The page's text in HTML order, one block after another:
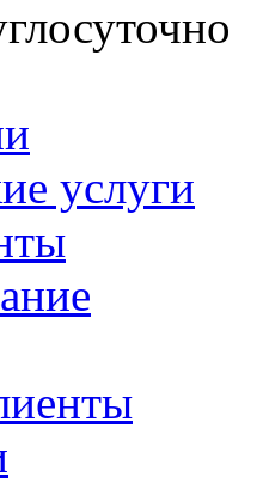
услуги